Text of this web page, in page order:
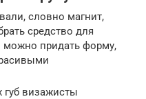
словно магнит,
средство для
придать форму,
губ визажисты